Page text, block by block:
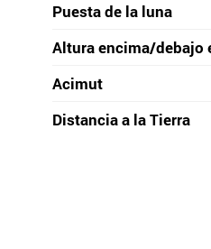
Puesta de la luna
Altura encima/debajo
Acimut
Distancia a la Tierra